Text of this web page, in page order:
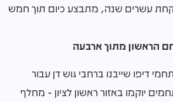
עשרים שנה, מתבצע כיום תוך חמש
הראשון מתוך ארבעה
דיפו שייבנו ברחבי גוש דן עבור
יוקמו באזור ראשון לציון - מחלף